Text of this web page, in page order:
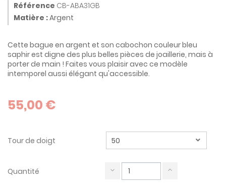
Référence CB-ABA31GB
Matière :Argent
Cette bague en argent et son cabochon couleur bleu
saphir est digne des plus belles pièces de joaillerie, mais à
porter de main ! Faites vous plaisir avec ce modèle
intemporel aussi élégant qu'accessible.
55,00 €
Tour de doigt
Quantité